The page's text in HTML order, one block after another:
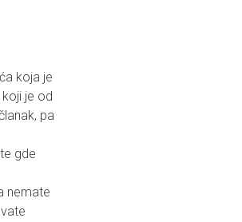
koja je
je od
pa
gde
nemate